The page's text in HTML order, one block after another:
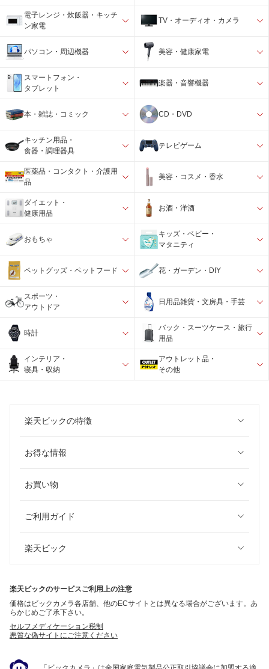
電子レンジ・炊飯器・キッチ
ン家電
TV・オーディオ・カメラ
パソコン・周辺機器 美容・健康家電
スマートフォン・
タブレット
楽器・音響機器
本・雑誌・コミック CD・DVD
キッチン用品・
食器・調理器具
テレビゲーム
医薬品・コンタクト・介護用
品
美容・コスメ・香水
ダイエット・
健康用品
お酒・洋酒
おもちゃ
キッズ・ベビー・
マタニティ
ペットグッズ・ペットフード 花・ガーデン・DIY
スポーツ・
アウトドア
日用品雑貨・文房具・手芸
時計
バック・スーツケース・旅行
用品
インテリア・
寝具・収納
アウトレット品・
その他
楽天ビックの特徴
お得な情報
お買い物
ご利用ガイド
楽天ビック
楽天ビックのサービスご利用上の注意
価格はビックカメラ各店舗、他のECサイトとは異なる場合がございます。あ
らかじめご了承下さい。
セルフメディケーション税制
悪質な偽サイトにご注意ください